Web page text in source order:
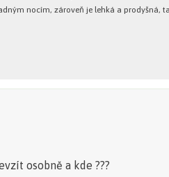
nocím, zároveň je lehká a prodyšná,
osobně a kde ???